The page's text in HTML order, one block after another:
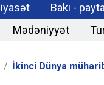
Bakı -
Mədəniyyət
/ İkinci Dünya